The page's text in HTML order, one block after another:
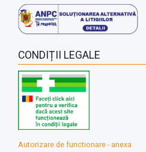
CONDIȚII LEGALE
Autorizare de functionare - anexa